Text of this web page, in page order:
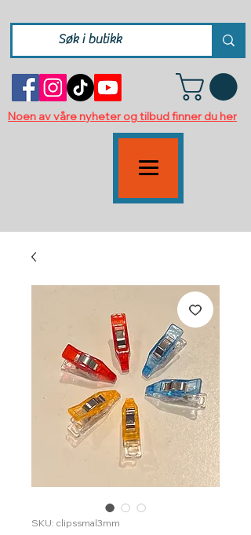
Noen av våre nyheter og tilbud finner du her
SKU: clipssmal3mm